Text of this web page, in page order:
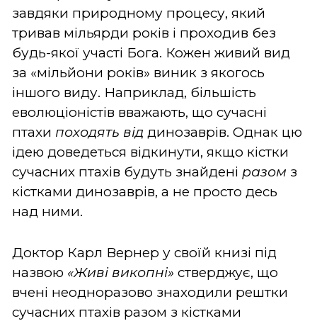
завдяки природному процесу, який
тривав мільярди років і проходив без
будь-якої участі Бога. Кожен живий вид
за «мільйони років» виник з якогось
іншого виду. Наприклад, більшість
еволюціоністів вважають, що сучасні
птахи походять від динозаврів. Однак цю
ідею доведеться відкинути, якщо кістки
сучасних птахів будуть знайдені разом з
кістками динозаврів, а не просто десь
над ними.
Доктор Карл Вернер у своїй книзі під
назвою «Живі викопні» стверджує, що
вчені неодноразово знаходили рештки
сучасних птахів разом з кістками